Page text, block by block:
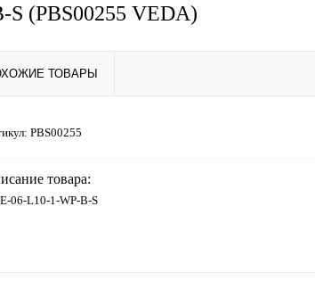
S (PBS00255 VEDA)
ТОВАРЫ
PBS00255
товара:
06-L10-1-WP-B-S